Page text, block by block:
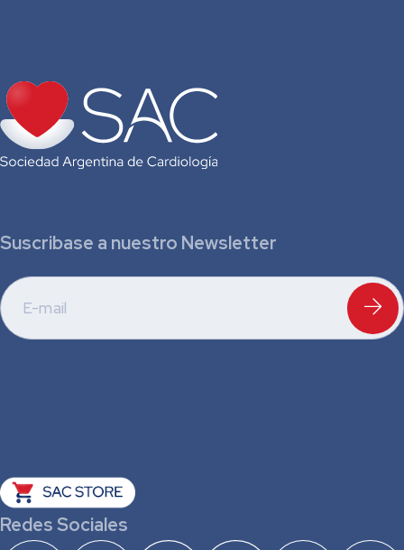
Suscribase a nuestro Newsletter
Redes Sociales